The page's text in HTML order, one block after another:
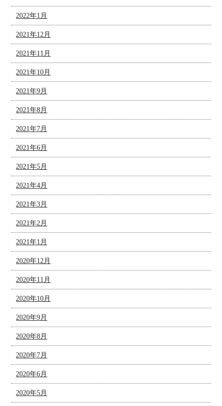
2022年1月
2021年12月
2021年11月
2021年10月
2021年9月
2021年8月
2021年7月
2021年6月
2021年5月
2021年4月
2021年3月
2021年2月
2021年1月
2020年12月
2020年11月
2020年10月
2020年9月
2020年8月
2020年7月
2020年6月
2020年5月